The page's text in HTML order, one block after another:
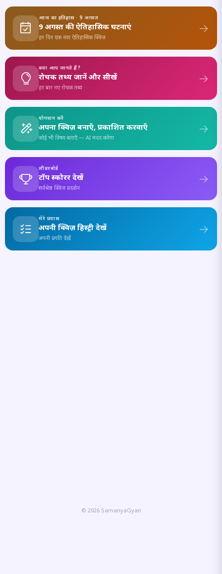
आज का इतिहास · 9 अगस्त
9 अगस्त की ऐतिहासिक घटनाएं
हर दिन एक नया ऐतिहासिक क्विज़
क्या आप जानते हैं?
रोचक तथ्य जानें और सीखें
हर बार नए रोचक तथ्य
योगदान करें
अपना क्विज़ बनाएँ, प्रकाशित करवाएँ
कोई भी विषय बताएँ — AI मदद करेगा
लीडरबोर्ड
टॉप स्कोरर देखें
सर्वश्रेष्ठ क्विज़ प्रदर्शन
मेरे प्रयास
अपनी क्विज़ हिस्ट्री देखें
अपनी प्रगति देखें
© 2026 SamanyaGyan